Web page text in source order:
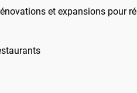
et expansions pour